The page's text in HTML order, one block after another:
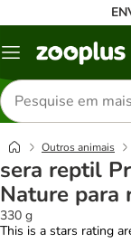
Menu
Pesquisar
produtos
Outros animais
sera reptil
Nature para
330 g
This is a stars rating